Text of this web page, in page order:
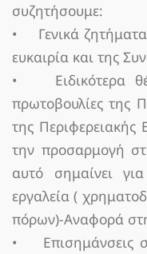
συζητήσουμε:
• Γενικά ζητήματα
ευκαιρία και της
• Ειδικότερα
πρωτοβουλίες της
της Περιφερειακής
την προσαρμογή
αυτό σημαίνει
εργαλεία (
πόρων)-Αναφορά
• Επισημάνσεις